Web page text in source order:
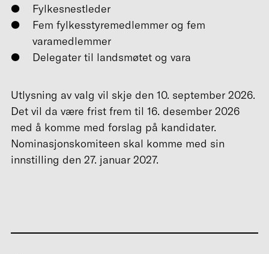
Fylkesnestleder
Fem fylkesstyremedlemmer og fem
varamedlemmer
Delegater til landsmøtet og vara
Utlysning av valg vil skje den 10. september 2026.
Det vil da være frist frem til 16. desember 2026
med å komme med forslag på kandidater.
Nominasjonskomiteen skal komme med sin
innstilling den 27. januar 2027.